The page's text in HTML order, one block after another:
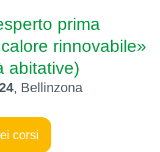
prima
rinnovabile»
abitative)
, Bellinzona
corsi